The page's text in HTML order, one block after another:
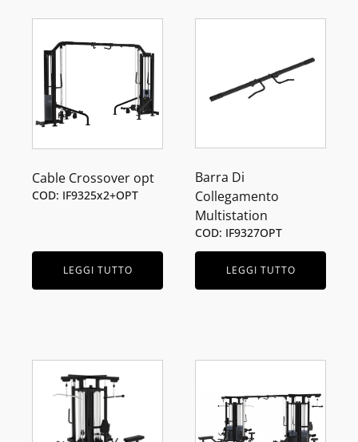
Cable Crossover opt
COD: IF9325x2+OPT
LEGGI TUTTO
Barra Di
Collegamento
Multistation
COD: IF9327OPT
LEGGI TUTTO